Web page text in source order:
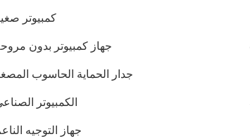
كمبيوتر
جهاز كمبيوتر بدون
جدار الحماية الحاسوب
الكمبيوتر
جهاز التوجيه